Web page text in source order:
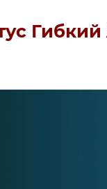
Гибкий